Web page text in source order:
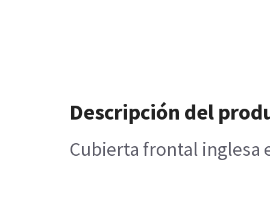
Descripción del
Cubierta frontal inglesa